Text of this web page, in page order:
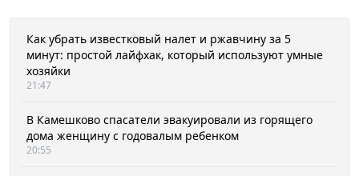
Как убрать известковый налет и ржавчину за 5
минут: простой лайфхак, который используют умные
хозяйки
21:47
В Камешково спасатели эвакуировали из горящего
дома женщину с годовалым ребенком
20:55